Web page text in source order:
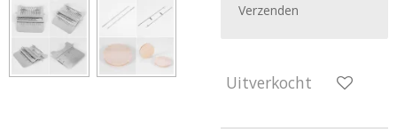
Verzenden
Uitverkocht